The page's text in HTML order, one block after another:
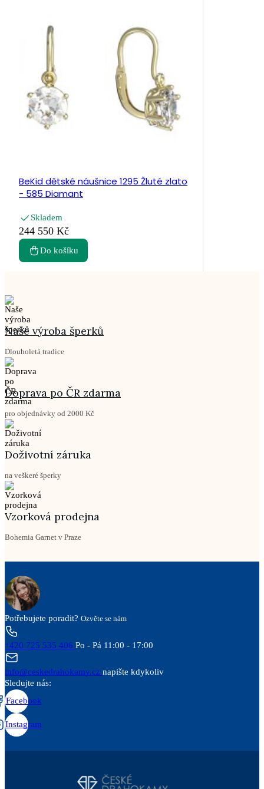
BeKid dětské náušnice 1295 Žluté zlato
- 585 Diamant
Skladem
244 550 Kč
Do košíku
Naše výroba šperků
Dlouholetá tradice
Doprava po ČR zdarma
pro objednávky od 2000 Kč
Doživotní záruka
na veškeré šperky
Vzorková prodejna
Bohemia Garnet v Praze
Potřebujete poradit? Ozvěte se nám
+420 725 535 406 Po - Pá 11:00 - 17:00
info@ceskedrahokamy.cz napište kdykoliv
Sledujte nás:
Facebook
Instagram